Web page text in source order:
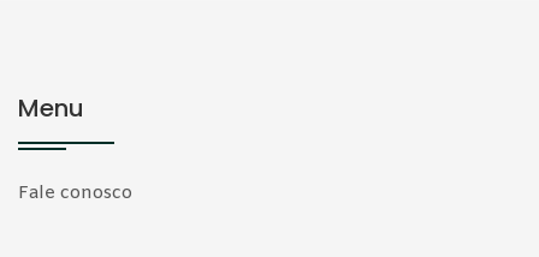
Menu
Fale conosco